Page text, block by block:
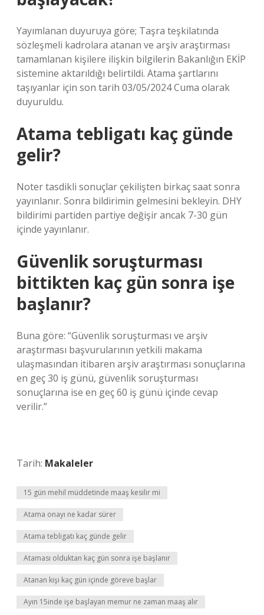
Yayımlanan duyuruya göre; Taşra teşkilatında
sözleşmeli kadrolara atanan ve arşiv araştırması
tamamlanan kişilere ilişkin bilgilerin Bakanlığın EKİP
sistemine aktarıldığı belirtildi. Atama şartlarını
taşıyanlar için son tarih 03/05/2024 Cuma olarak
duyuruldu.
Atama tebligatı kaç günde
gelir?
Noter tasdikli sonuçlar çekilişten birkaç saat sonra
yayınlanır. Sonra bildirimin gelmesini bekleyin. DHY
bildirimi partiden partiye değişir ancak 7-30 gün
içinde yayınlanır.
Güvenlik soruşturması
bittikten kaç gün sonra işe
başlanır?
Buna göre: “Güvenlik soruşturması ve arşiv
araştırması başvurularının yetkili makama
ulaşmasından itibaren arşiv araştırması sonuçlarına
en geç 30 iş günü, güvenlik soruşturması
sonuçlarına ise en geç 60 iş günü içinde cevap
verilir.”
Tarih: Makaleler
15 gün mehil müddetinde maaş kesilir mi
Atama onayı ne kadar sürer
Atama tebligatı kaç günde gelir
Ataması olduktan kaç gün sonra işe başlanır
Atanan kişi kaç gün içinde göreve başlar
Ayın 15inde işe başlayan memur ne zaman maaş alır